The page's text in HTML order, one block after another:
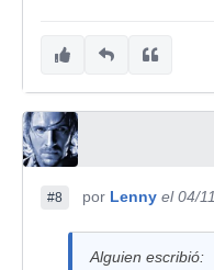
#8 por Lenny el 04/
Alguien escribió: